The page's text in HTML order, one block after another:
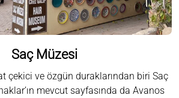
Saç Müzesi
çekici ve özgün duraklarından biri Saç
mevcut sayfasında da Avanos